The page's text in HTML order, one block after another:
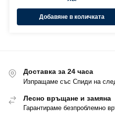
Добавяне в количката
Доставка за 24 часа
Изпращаме със Спиди на
Лесно връщане и замяна
Гарантираме безпроблемно